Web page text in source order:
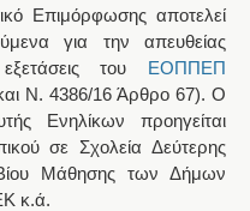
Επιμόρφωσης αποτελεί
για την απευθείας
του ΕΟΠΠΕΠ
Ν. 4386/16 Άρθρο 67). Ο
Ενηλίκων προηγείται
σε Σχολεία Δεύτερης
Μάθησης των Δήμων
κ.ά.